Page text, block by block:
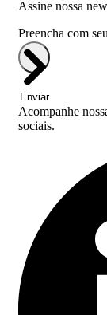
Assine nossa
Preencha com
Enviar
Acompanhe
sociais.